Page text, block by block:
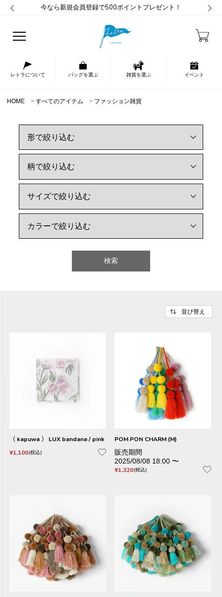
今なら新規会員登録で500ポイントプレゼント！
レトラについて バッグを選ぶ 雑貨を選ぶ イベント
HOME すべてのアイテム ファッション雑貨
検索
並び替え
〈 kapuwa 〉 LUX bandana / pink
¥1,100 税込
POM PON CHARM (M)
販売期間
2025/08/08 18:00 〜
¥1,320 税込